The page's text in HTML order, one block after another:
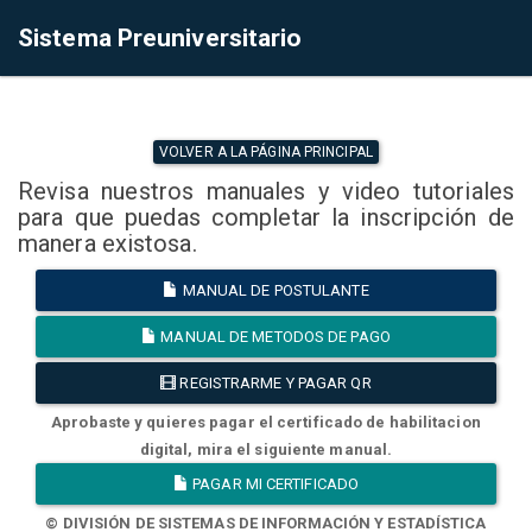
Sistema Preuniversitario
VOLVER A LA PÁGINA PRINCIPAL
Revisa nuestros manuales y video tutoriales
para que puedas completar la inscripción de
manera existosa.
MANUAL DE POSTULANTE
MANUAL DE METODOS DE PAGO
REGISTRARME Y PAGAR QR
Aprobaste y quieres pagar el certificado de habilitacion
digital, mira el siguiente manual.
PAGAR MI CERTIFICADO
© DIVISIÓN DE SISTEMAS DE INFORMACIÓN Y ESTADÍSTICA